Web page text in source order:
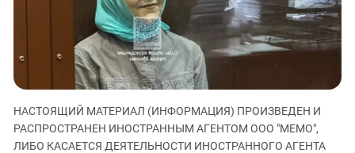
ЗАСТАВЛЯЕТ
КАВКАЗ ЗА ПАЛЕСТИНУ
ИНАКОМЫСЛИЕ В ЧЕЧНЕ
ПРЕСЛЕДОВАНИЕ АКТИВИСТОВ
МОБИЛИЗАЦИЯ И ПРОТЕСТЫ
Кабардино-Балкария
Калмыкия
Карачаево-Черкесия
Краснодарский край
НАСТОЯЩИЙ МАТЕРИАЛ (ИНФОРМАЦИЯ) ПРОИЗВЕДЕН И
РАСПРОСТРАНЕН ИНОСТРАННЫМ АГЕНТОМ ООО "МЕМО",
ЛИБО КАСАЕТСЯ ДЕЯТЕЛЬНОСТИ ИНОСТРАННОГО АГЕНТА